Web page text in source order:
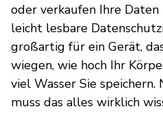
oder verkaufen Ihre
leicht lesbare
großartig für ein Gerät,
wiegen, wie hoch Ihr
viel Wasser Sie
muss das alles wirklich